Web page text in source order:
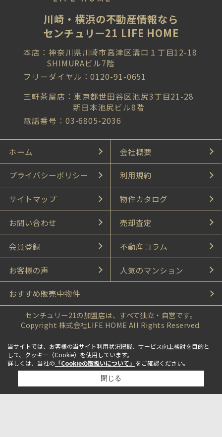
川崎・横浜の不動産情報なら
センチュリー21 LIFE HOME
本店：神奈川県川崎市高津区溝口１丁目12-18
SHIMURAビル7階
フリーダイヤル：0120-91-0651
三軒茶屋店：東京都世田谷区池尻3丁目21-28
新日本池尻ビル8階
電話番号：03-6805-2036
ホーム 会社概要
プライバシーポリシー 利用規約
サイトマップ 物件カタログ
お問い合わせ 売却査定
会員登録 不動産コラム
お客様の声 人気のマンション
おすすめ販売中物件
センチュリー21の加盟店は、すべて独立・自営です。
Copyright 株式会社LIFE HOME All Rights Reserved.
当サイトでは、お客様の当サイト利用状況把握、サービス向上検討を目的と
して、クッキー（Cookie）を使用しています。
詳しくは、当社の 「Cookieの取扱いについて」 をご確認ください。
閉じる